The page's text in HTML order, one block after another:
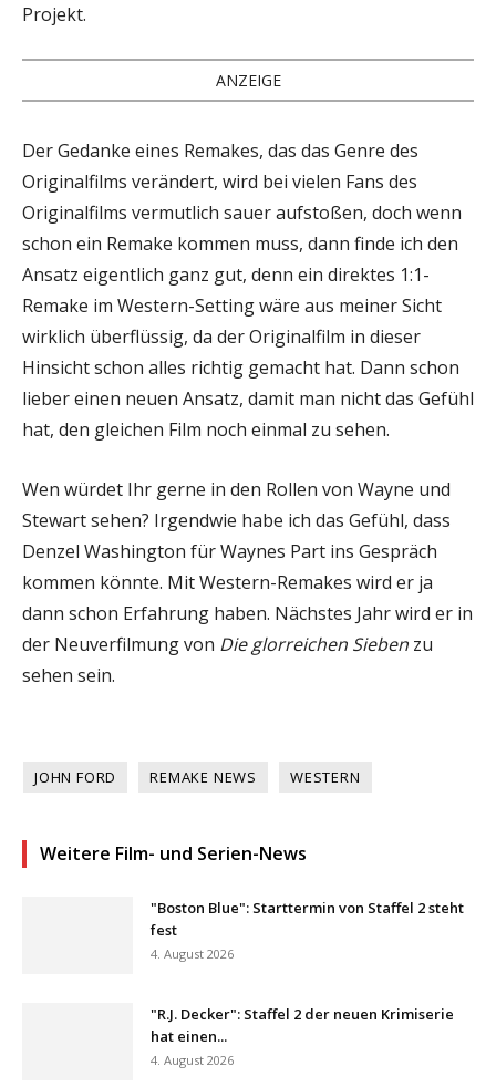
Projekt.
ANZEIGE
Der Gedanke eines Remakes, das das Genre des
Originalfilms verändert, wird bei vielen Fans des
Originalfilms vermutlich sauer aufstoßen, doch wenn
schon ein Remake kommen muss, dann finde ich den
Ansatz eigentlich ganz gut, denn ein direktes 1:1-
Remake im Western-Setting wäre aus meiner Sicht
wirklich überflüssig, da der Originalfilm in dieser
Hinsicht schon alles richtig gemacht hat. Dann schon
lieber einen neuen Ansatz, damit man nicht das Gefühl
hat, den gleichen Film noch einmal zu sehen.
Wen würdet Ihr gerne in den Rollen von Wayne und
Stewart sehen? Irgendwie habe ich das Gefühl, dass
Denzel Washington für Waynes Part ins Gespräch
kommen könnte. Mit Western-Remakes wird er ja
dann schon Erfahrung haben. Nächstes Jahr wird er in
der Neuverfilmung von Die glorreichen Sieben zu
sehen sein.
JOHN FORD REMAKE NEWS WESTERN
Weitere Film- und Serien-News
"Boston Blue": Starttermin von Staffel 2 steht
fest
4. August 2026
"R.J. Decker": Staffel 2 der neuen Krimiserie
hat einen...
4. August 2026